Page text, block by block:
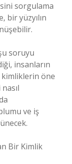
sorgulama
bir yüzyılın
soruyu
insanların
öne
ve iş
Bir Kimlik